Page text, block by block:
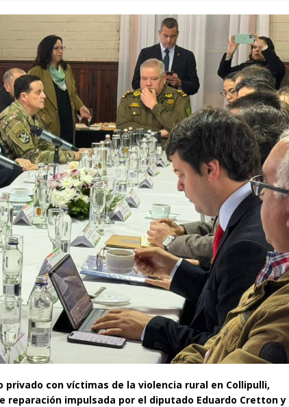
con víctimas de la violencia rural en Collipulli,
reparación impulsada por el diputado Eduardo Cretton y